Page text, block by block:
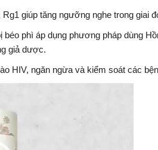
giúp tăng ngưỡng nghe trong giai
phì áp dụng phương pháp dùng
giả dược.
HIV, ngăn ngừa và kiểm soát các